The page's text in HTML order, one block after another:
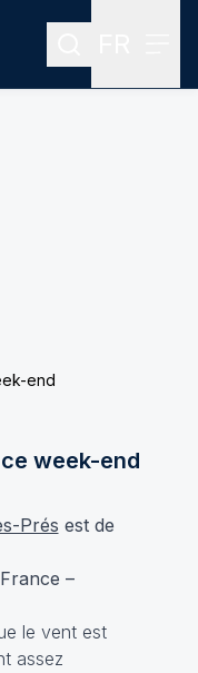
Rechercher
end
week-end
Prés est de
–
le vent est
assez